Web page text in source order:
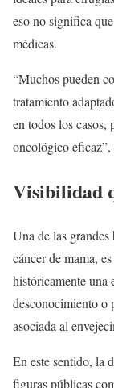
eso no significa
médicas.
“Muchos pueden
tratamiento
en todos los
oncológico eficaz”,
Visibilidad
Una de las
cáncer de mama,
históricamente una
desconocimiento o
asociada al
En este sentido, la
figuras públicas